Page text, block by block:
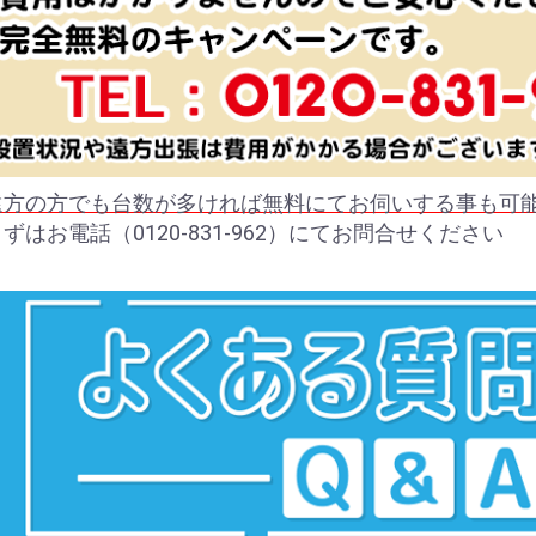
の方でも台数が多ければ無料にてお伺いする事も可
はお電話（0120-831-962）にてお問合せください